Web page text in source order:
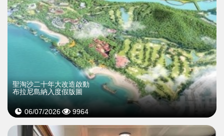
聖淘沙二十年大改造啟動
布拉尼島納入度假版圖
06/07/2026 9964